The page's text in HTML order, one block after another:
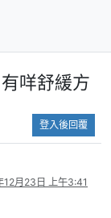
咩舒緩方
登入後回覆
12月23日 上午3:41